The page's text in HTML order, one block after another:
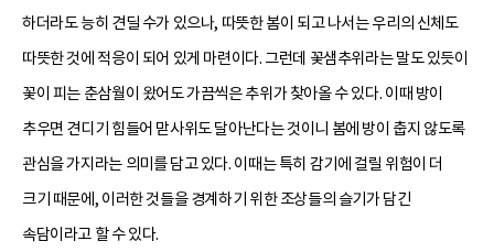
하더라도 능히 견딜 수가 있으나, 따뜻한 봄이 되고 나서는 우리의 신체도
따뜻한 것에 적응이 되어 있게 마련이다. 그런데 꽃샘추위라는 말도 있듯이
꽃이 피는 춘삼월이 왔어도 가끔씩은 추위가 찾아올 수 있다. 이때 방이
추우면 견디기 힘들어 맏사위도 달아난다는 것이니 봄에 방이 춥지 않도록
관심을 가지라는 의미를 담고 있다. 이때는 특히 감기에 걸릴 위험이 더
크기 때문에, 이러한 것들을 경계하기 위한 조상들의 슬기가 담긴
속담이라고 할 수 있다.